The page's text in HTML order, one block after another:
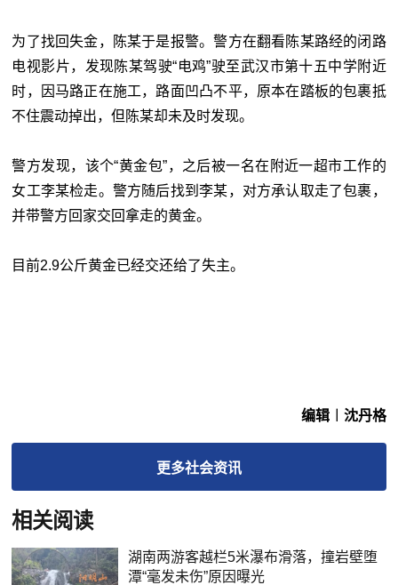
为了找回失金，陈某于是报警。警方在翻看陈某路经的闭路
电视影片，发现陈某驾驶“电鸡”驶至武汉市第十五中学附近
时，因马路正在施工，路面凹凸不平，原本在踏板的包裹抵
不住震动掉出，但陈某却未及时发现。
警方发现，该个“黄金包”，之后被一名在附近一超市工作的
女工李某检走。警方随后找到李某，对方承认取走了包裹，
并带警方回家交回拿走的黄金。
目前2.9公斤黄金已经交还给了失主。
编辑︱沈丹格
更多社会资讯
相关阅读
湖南两游客越栏5米瀑布滑落，撞岩壁堕
潭“毫发未伤”原因曝光